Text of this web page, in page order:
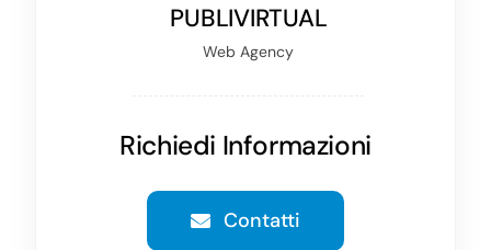
PUBLIVIRTUAL
Web Agency
Richiedi Informazioni
Contatti